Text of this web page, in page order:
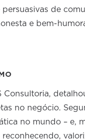
de
e bem-
Consultoria,
no negócio.
no mundo – e,